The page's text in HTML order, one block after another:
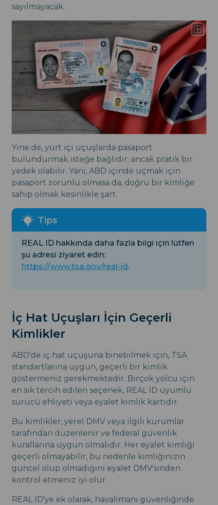
sayılmayacak.
Yine de, yurt içi uçuşlarda pasaport
bulundurmak isteğe bağlıdır; ancak pratik bir
yedek olabilir. Yani, ABD içinde uçmak için
pasaport zorunlu olmasa da, doğru bir kimliğe
sahip olmak kesinlikle şart.
REAL ID hakkında daha fazla bilgi için lütfen
şu adresi ziyaret edin:
https://www.tsa.gov/real-id.
İç Hat Uçuşları İçin Geçerli
Kimlikler
ABD'de iç hat uçuşuna binebilmek için, TSA
standartlarına uygun, geçerli bir kimlik
göstermeniz gerekmektedir. Birçok yolcu için
en sık tercih edilen seçenek, REAL ID uyumlu
sürücü ehliyeti veya eyalet kimlik kartıdır.
Bu kimlikler, yerel DMV veya ilgili kurumlar
tarafından düzenlenir ve federal güvenlik
kurallarına uygun olmalıdır. Her eyalet kimliği
geçerli olmayabilir, bu nedenle kimliğinizin
güncel olup olmadığını eyalet DMV'sinden
kontrol etmeniz iyi olur.
REAL ID'ye ek olarak, havalimanı güvenliğinde